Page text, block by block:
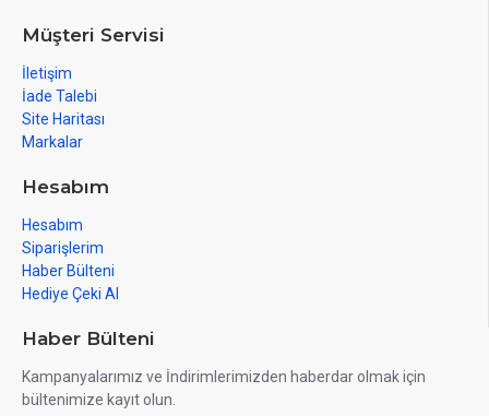
Müşteri Servisi
İletişim
İade Talebi
Site Haritası
Markalar
Hesabım
Hesabım
Siparişlerim
Haber Bülteni
Hediye Çeki Al
Haber Bülteni
Kampanyalarımız ve İndirimlerimizden haberdar olmak için
bültenimize kayıt olun.